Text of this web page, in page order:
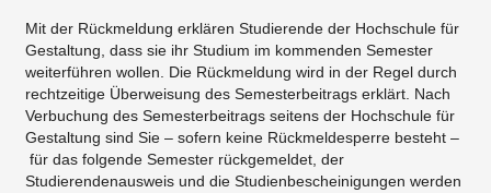
Mit der Rückmeldung erklären Studierende der Hochschule für
Gestaltung, dass sie ihr Studium im kommenden Semester
weiterführen wollen. Die Rückmeldung wird in der Regel durch
rechtzeitige Überweisung des Semesterbeitrags erklärt. Nach
Verbuchung des Semesterbeitrags seitens der Hochschule für
Gestaltung sind Sie – sofern keine Rückmeldesperre besteht –
für das folgende Semester rückgemeldet, der
Studierendenausweis und die Studienbescheinigungen werden